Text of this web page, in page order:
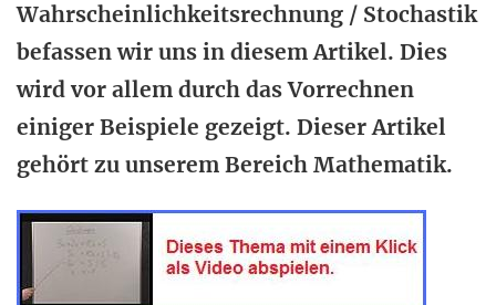
Wahrscheinlichkeitsrechnung / Stochastik
befassen wir uns in diesem Artikel. Dies
wird vor allem durch das Vorrechnen
einiger Beispiele gezeigt. Dieser Artikel
gehört zu unserem Bereich Mathematik.